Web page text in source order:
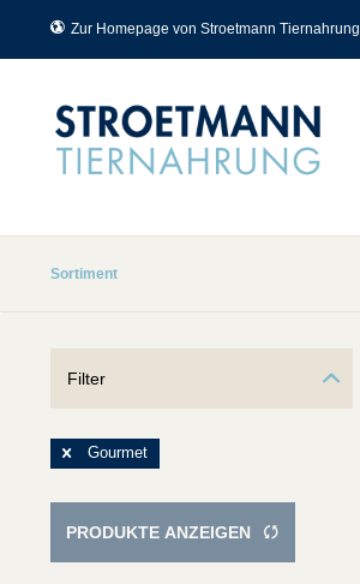
Zur Homepage von Stroetmann Tiernahrung
Sortiment
Filter
Gourmet
PRODUKTE ANZEIGEN